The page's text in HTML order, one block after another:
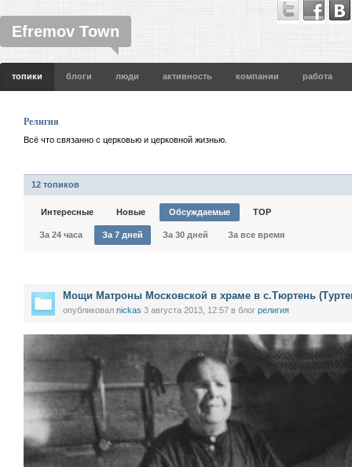
Efremov Town
топики блоги люди активность компании работа
Религия
Всё что связанно с церковью и церковной жизнью.
12 топиков
Интересные Новые Обсуждаемые TOP
За 24 часа За 7 дней За 30 дней За все время
Мощи Матроны Московской в храме в с.Тюртень
опубликовал nickas 3 августа 2013, 12:57 в блог религия